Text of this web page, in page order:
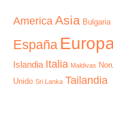
America Asia Bulgaria
España
Islandia Italia Maldivas
Unido Sri Lanka Tailandia